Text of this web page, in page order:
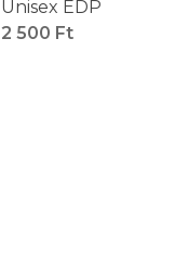
Unisex EDP
2 500 Ft